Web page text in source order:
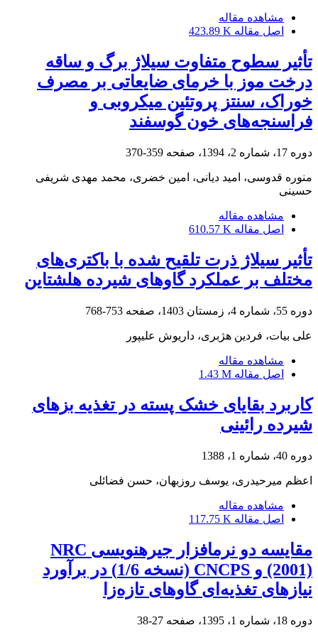
مشاهده مقاله
اصل مقاله 423.89 K
تأثیر سطوح متفاوت سیلاژ برگ و ساقه
درخت موز با خرمای ضایعاتی بر مصرف
خوراک، سنتز پروتئین میکروبی و
فراسنجه‌های خون گوسفند
دوره 17، شماره 2، 1394، صفحه 359-370
منوره قدوسی، امید دیانی، امین خضری، محمد مهدی شریفی
حسینی
مشاهده مقاله
اصل مقاله 610.57 K
تأثیر سیلاژ ذرت تلقیح شده با باکتری‌های
مختلف بر عملکرد گاوهای شیرده هلشتاین
دوره 55، شماره 4، زمستان 1403، صفحه 753-768
علی بیات، فردین هژبری، داریوش علیپور
مشاهده مقاله
اصل مقاله 1.43 M
کاربرد بقایای خشک پسته در تغذیه بزهای
شیرده رائینی
دوره 40، شماره 1، 1388
اعظم میرحیدری، یوسف روزبهان، حسن فضائلی
مشاهده مقاله
اصل مقاله 117.75 K
مقایسه دو نرم‏افزار جیره‏نویسی NRC
(2001) و CNCPS (نسخه 1/6) در برآورد
نیاز‌های تغذیه‌ای گاوهای تازه‌زا
دوره 18، شماره 1، 1395، صفحه 27-38